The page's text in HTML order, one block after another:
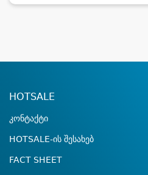
HOTSALE
კონტაქტი
HOTSALE-ის შესახებ
FACT SHEET